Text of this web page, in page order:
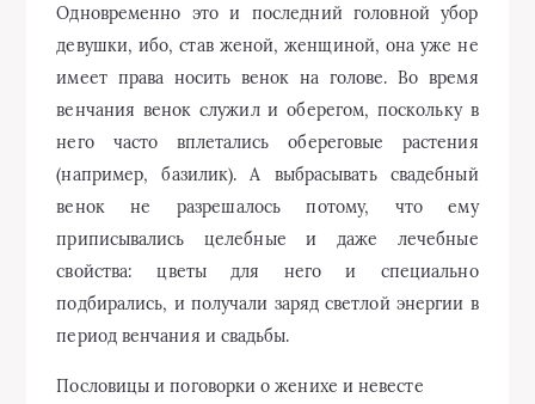
Одновременно это и последний головной убор
девушки, ибо, став женой, женщиной, она уже не
имеет права носить венок на голове. Во время
венчания венок служил и оберегом, поскольку в
него часто вплетались обереговые растения
(например, базилик). А выбрасывать свадебный
венок не разрешалось потому, что ему
приписывались целебные и даже лечебные
свойства: цветы для него и специально
подбирались, и получали заряд светлой энергии в
период венчания и свадьбы.
Пословицы и поговорки о женихе и невесте